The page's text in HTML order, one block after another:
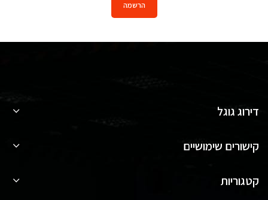
הרשמה
דירוג גוגל
קישורים שימושיים
קטגוריות